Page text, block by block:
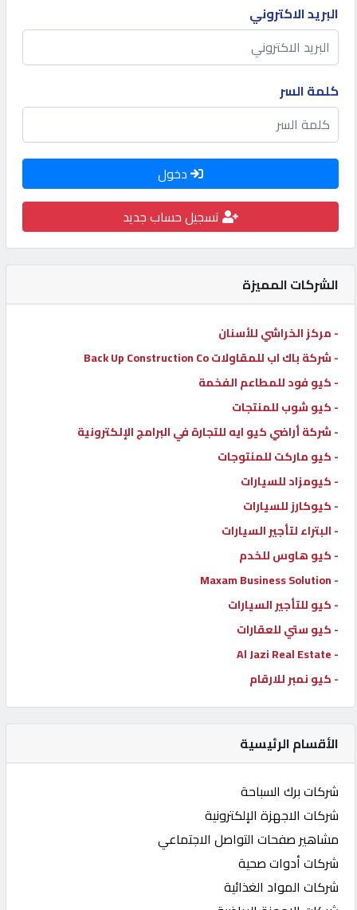
المنتدى
كيو
مزاد
كيو
نمبر
كارز
كيو
ماركت
الدليل
القطري
POWERED
QHOST
البريد الاكتروني
كلمة السر
دخول
تسجيل حساب جديد
الشركات المميزة
- مركز الخراشي للأسنان
- شركة باك اب للمقاولات Back Up Construction Co
- كيو فود للمطاعم الفخمة
- كيو شوب للمنتجات
- شركة أراضي كيو ايه للتجارة في البرامج الإلكترونية
- كيو ماركت للمنتوجات
- كيومزاد للسيارات
- كيوكارز للسيارات
- البتراء لتأجير السيارات
- كيو هاوس للخدم
- Maxam Business Solution
- كيو للتأجير السيارات
- كيو ستي للعقارات
- Al Jazi Real Estate
- كيو نمبر للارقام
الأقسام الرئيسية
شركات برك السباحة
شركات الاجهزة الإلكترونية
مشاهير صفحات التواصل الاجتماعي
شركات أدوات صحية
شركات المواد الغذائية